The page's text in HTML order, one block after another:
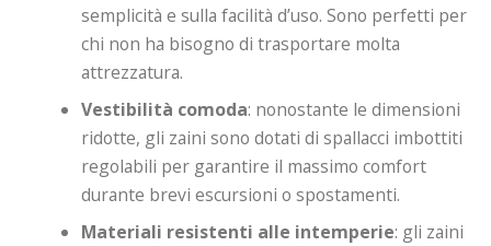
semplicità e sulla facilità d’uso. Sono perfetti per
chi non ha bisogno di trasportare molta
attrezzatura.
Vestibilità comoda: nonostante le dimensioni
ridotte, gli zaini sono dotati di spallacci imbottiti
regolabili per garantire il massimo comfort
durante brevi escursioni o spostamenti.
Materiali resistenti alle intemperie: gli zaini